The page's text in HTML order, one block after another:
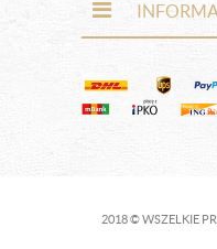
2018 © WSZELKIE